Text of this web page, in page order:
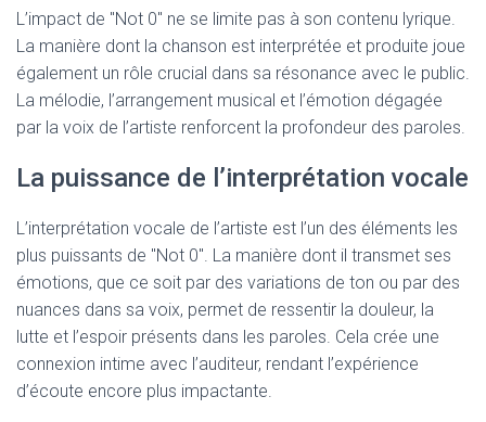
L’impact de "Not 0" ne se limite pas à son contenu lyrique.
La manière dont la chanson est interprétée et produite joue
également un rôle crucial dans sa résonance avec le public.
La mélodie, l’arrangement musical et l’émotion dégagée
par la voix de l’artiste renforcent la profondeur des paroles.
La puissance de l’interprétation vocale
L’interprétation vocale de l’artiste est l’un des éléments les
plus puissants de "Not 0". La manière dont il transmet ses
émotions, que ce soit par des variations de ton ou par des
nuances dans sa voix, permet de ressentir la douleur, la
lutte et l’espoir présents dans les paroles. Cela crée une
connexion intime avec l’auditeur, rendant l’expérience
d’écoute encore plus impactante.